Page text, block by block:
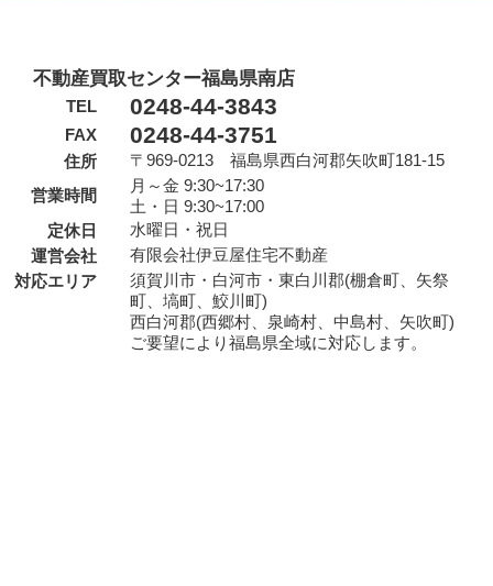
不動産買取センター福島県南店
TEL 0248-44-3843
FAX 0248-44-3751
住所
〒969-0213 福島県西白河郡矢吹町181-15
営業時間
月～金 9:30~17:30
土・日 9:30~17:00
定休日
水曜日・祝日
運営会社
有限会社伊豆屋住宅不動産
対応エリア
須賀川市・白河市・東白川郡(棚倉町、矢祭
町、塙町、鮫川町)
西白河郡(西郷村、泉崎村、中島村、矢吹町)
ご要望により福島県全域に対応します。